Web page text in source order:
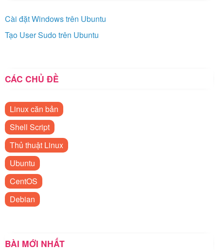
Cài đặt Windows trên Ubuntu
Tạo User Sudo trên Ubuntu
CÁC CHỦ ĐỀ
Linux căn bản
Shell Script
Thủ thuật Linux
Ubuntu
CentOS
Debian
BÀI MỚI NHẤT